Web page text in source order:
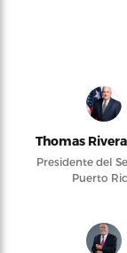
Thomas
Presidente del
Puerto